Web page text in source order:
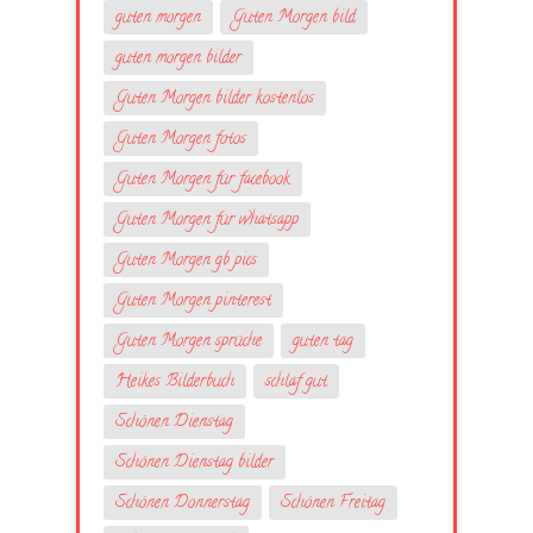
guten morgen
Guten Morgen bild
guten morgen bilder
Guten Morgen bilder kostenlos
Guten Morgen fotos
Guten Morgen für facebook
Guten Morgen für whatsapp
Guten Morgen gb pics
Guten Morgen pinterest
Guten Morgen sprüche
guten tag
Heikes Bilderbuch
schlaf gut
Schönen Dienstag
Schönen Dienstag bilder
Schönen Donnerstag
Schönen Freitag